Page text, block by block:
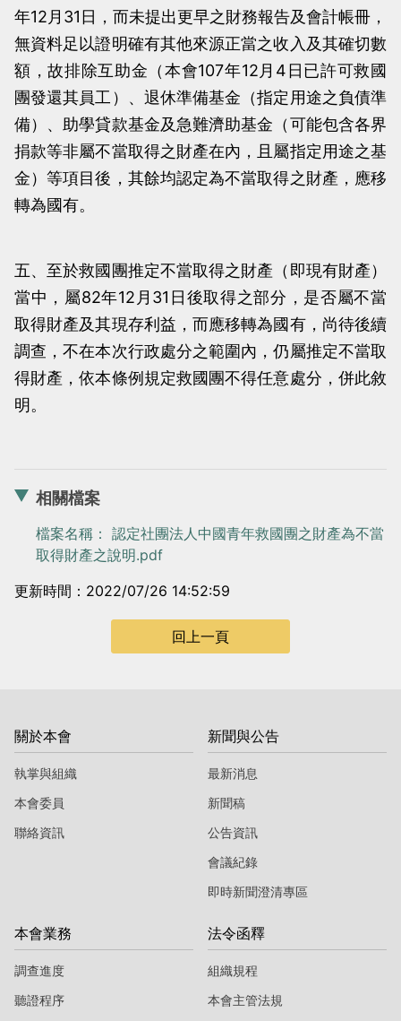
年12月31日，而未提出更早之財務報告及會計帳冊，
無資料足以證明確有其他來源正當之收入及其確切數
額，故排除互助金（本會107年12月4日已許可救國
團發還其員工）、退休準備基金（指定用途之負債準
備）、助學貸款基金及急難濟助基金（可能包含各界
捐款等非屬不當取得之財產在內，且屬指定用途之基
金）等項目後，其餘均認定為不當取得之財產，應移
轉為國有。
五、至於救國團推定不當取得之財產（即現有財產）
當中，屬82年12月31日後取得之部分，是否屬不當
取得財產及其現存利益，而應移轉為國有，尚待後續
調查，不在本次行政處分之範圍內，仍屬推定不當取
得財產，依本條例規定救國團不得任意處分，併此敘
明。
相關檔案
檔案名稱： 認定社團法人中國青年救國團之財產為不當
取得財產之說明.pdf
更新時間：2022/07/26 14:52:59
回上一頁
關於本會
執掌與組織
本會委員
聯絡資訊
新聞與公告
最新消息
新聞稿
公告資訊
會議紀錄
即時新聞澄清專區
本會業務
調查進度
聽證程序
法令函釋
組織規程
本會主管法規